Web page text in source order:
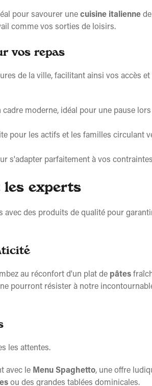
pour savourer une cuisine italienne
comme vos sorties de loisirs.
vos repas
de la ville, facilitant ainsi vos accès et
moderne, idéal pour une pause
pour les actifs et les familles circulant
s'adapter parfaitement à vos
les experts
des produits de qualité pour
au réconfort d'un plat de pâtes
pourront résister à notre
les attentes.
avec le Menu Spaghetto, une offre
ou des grandes tablées dominicales.